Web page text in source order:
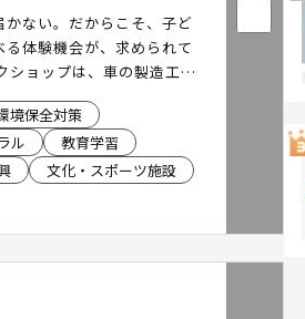
ない。だからこそ、子ど
体験機会が、求められて
ショップは、車の製造工程
を通じて、カーボンニュ
受け止めることができる体
する地域イベントでも導
ェアや、環境学習・啓発
の子ども達に体験いただ
ーホルダーとともに、環
生活での波及効果も期待
境保全対策
ル
教育学習
文化・スポーツ施設